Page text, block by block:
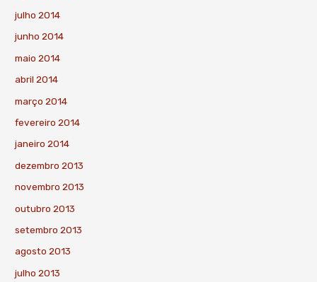
julho 2014
junho 2014
maio 2014
abril 2014
março 2014
fevereiro 2014
janeiro 2014
dezembro 2013
novembro 2013
outubro 2013
setembro 2013
agosto 2013
julho 2013